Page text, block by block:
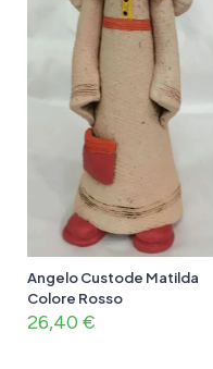
Angelo Custode Matilda
Colore Rosso
26,40 €